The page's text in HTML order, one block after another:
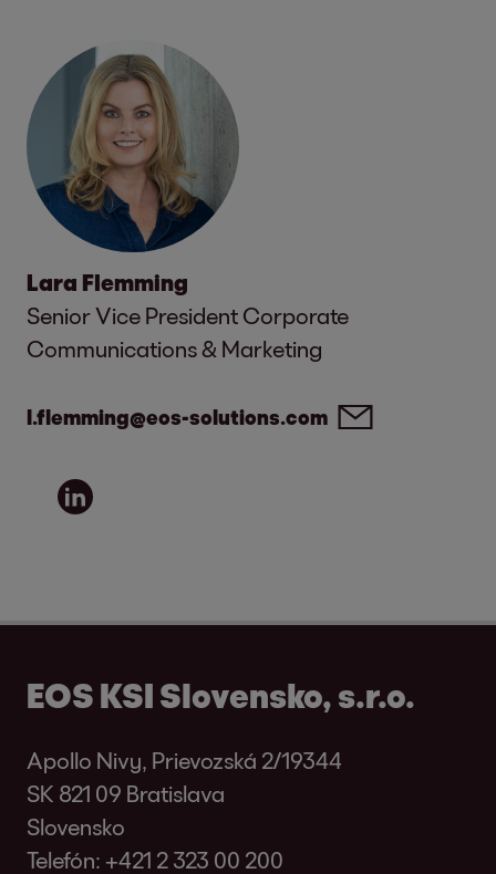
Lara Flemming
Senior Vice President Corporate
Communications & Marketing
l.flemming@eos-solutions.com
EOS KSI Slovensko, s.r.o.
Apollo Nivy, Prievozská 2/19344
SK 821 09 Bratislava
Slovensko
Telefón: +421 2 323 00 200